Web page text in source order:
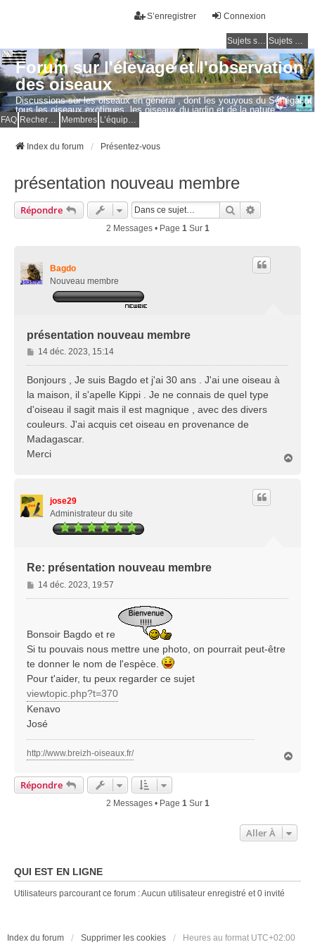
Connexion
S’enregistrer
Sujets sans réponse Sujets actifs
Forum sur l'élevage et l'observation
des oiseaux
Discussions sur les oiseaux en général , dont les youyous du Sénégal et
tous les oiseaux exotiques, les oiseaux du jardin et de la nature.
Questions, photos, expériences.
FAQ Membres
Index du forum Présentez-vous
présentation nouveau membre
Répondre Rechercher
2 Messages • Page 1 Sur 1
Bagdo
Nouveau membre
présentation nouveau membre
M
e
s
g
e
14 déc. 2023, 15:14
Bonjours , Je suis Bagdo et j'ai 30 ans . J'ai une oiseau à
la maison, il s'apelle Kippi . Je ne connais de quel type
d'oiseau il sagit mais il est magnique , avec des divers
couleurs. J'ai acquis cet oiseau en provenance de
Madagascar.
Merci
jose29
Administrateur du site
Re: présentation nouveau membre
M
e
a
g
e
14 déc. 2023, 19:57
Bonsoir Bagdo et re
Si tu pouvais nous mettre une photo, on pourrait peut-être
te donner le nom de l'espèce.
Pour t'aider, tu peux regarder ce sujet
viewtopic.php?t=370
Kenavo
José
http://www.breizh-oiseaux.fr/
Répondre
2 Messages • Page 1Sur 1
Aller À
QUI EST EN LIGNE
Utilisateurs parcourant ce forum : Aucun utilisateur enregistré et 0 invité
Index du forum Supprimer les cookies Heures au format UTC+02:00